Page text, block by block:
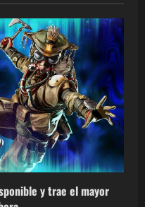
y trae el mayor